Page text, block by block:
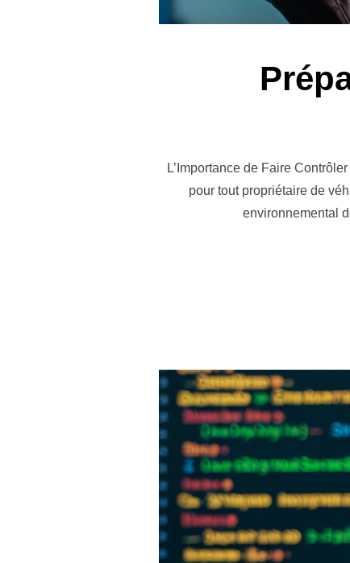
L’Importance de Faire
pour tout propriétaire de
environnemental